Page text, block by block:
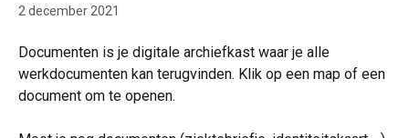
2 december 2021
Documenten is je digitale archiefkast waar je alle
werkdocumenten kan terugvinden. Klik op een map of een
document om te openen.